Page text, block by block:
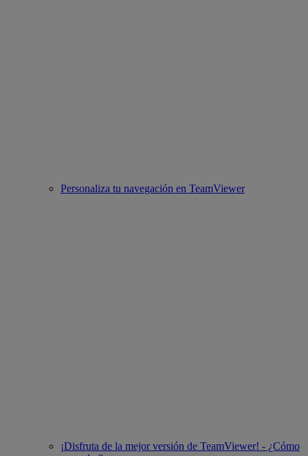
Personaliza tu navegación en TeamViewer
¡Disfruta de la mejor versión de TeamViewer! - ¿Cómo